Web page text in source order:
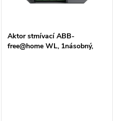
Aktor stmívací ABB-
free@home WL, 1násobný,